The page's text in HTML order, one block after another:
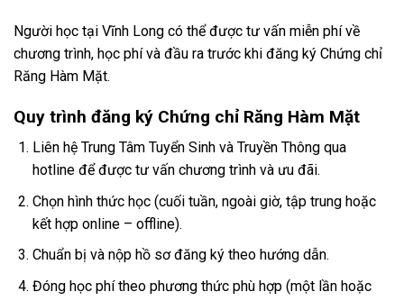
Người học tại Vĩnh Long có thể được tư vấn miễn phí về
chương trình, học phí và đầu ra trước khi đăng ký Chứng chỉ
Răng Hàm Mặt.
Quy trình đăng ký Chứng chỉ Răng Hàm Mặt
Liên hệ Trung Tâm Tuyển Sinh và Truyền Thông qua
hotline để được tư vấn chương trình và ưu đãi.
Chọn hình thức học (cuối tuần, ngoài giờ, tập trung hoặc
kết hợp online – offline).
Chuẩn bị và nộp hồ sơ đăng ký theo hướng dẫn.
Đóng học phí theo phương thức phù hợp (một lần hoặc